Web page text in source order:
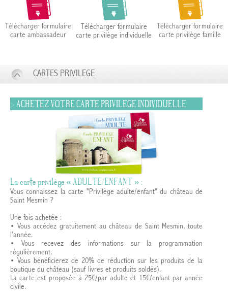
Télécharger formulaire
carte ambassadeur
Télécharger formulaire
carte privilège individuelle
Télécharger formulaire
carte privilège famille
CARTES PRIVILEGE
> ACHETEZ VOTRE CARTE PRIVILEGE INDIVIDUELLE
La carte privilège « ADULTE/ENFANT » :
Vous connaissez la carte "Privilège adulte/enfant" du château de
Saint Mesmin ?
Une fois achetée :
• Vous accédez gratuitement au château de Saint Mesmin, toute
l’année.
• Vous recevez des informations sur la programmation
régulièrement.
• Vous bénéficierez de 20% de réduction sur les produits de la
boutique du château (sauf livres et produits soldés).
La carte est proposée à 25€/par adulte et 15€/enfant par année
civile.